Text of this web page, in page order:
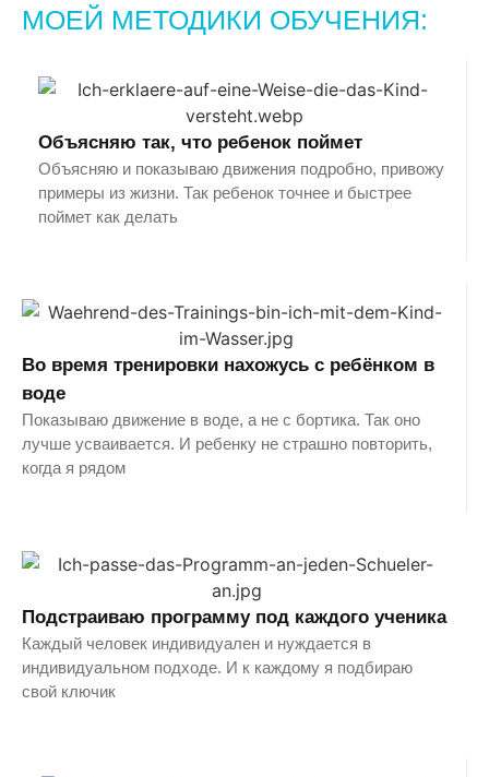
МОЕЙ МЕТОДИКИ ОБУЧЕНИЯ:
Объясняю так, что ребенок поймет
Объясняю и показываю движения подробно, привожу
примеры из жизни. Так ребенок точнее и быстрее
поймет как делать
Во время тренировки нахожусь с ребёнком в
воде
Показываю движение в воде, а не с бортика. Так оно
лучше усваивается. И ребенку не страшно повторить,
когда я рядом
Подстраиваю программу под каждого ученика
Каждый человек индивидуален и нуждается в
индивидуальном подходе. И к каждому я подбираю
свой ключик